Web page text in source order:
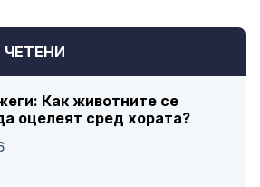
ЧЕТЕНИ
Как животните се
оцелеят сред хората?